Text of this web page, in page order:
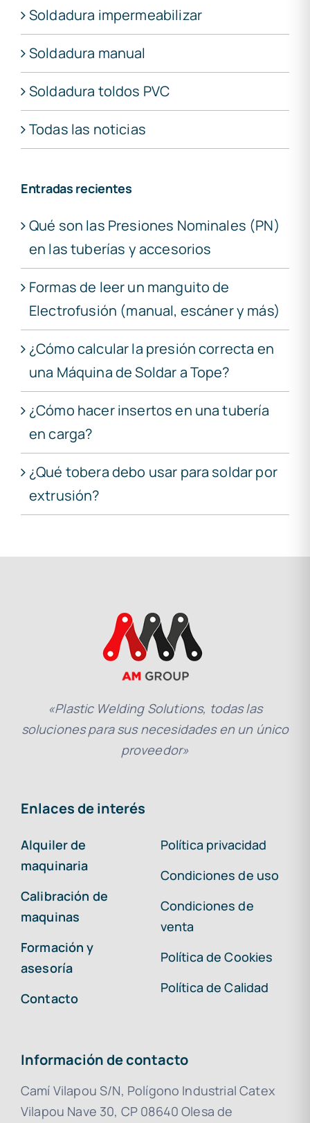
Soldadura impermeabilizar
Soldadura manual
Soldadura toldos PVC
Todas las noticias
Entradas recientes
Qué son las Presiones Nominales (PN)
en las tuberías y accesorios
Formas de leer un manguito de
Electrofusión (manual, escáner y más)
¿Cómo calcular la presión correcta en
una Máquina de Soldar a Tope?
¿Cómo hacer insertos en una tubería
en carga?
¿Qué tobera debo usar para soldar por
extrusión?
«Plastic Welding Solutions, todas las
soluciones para sus necesidades en un único
proveedor»
Enlaces de interés
Alquiler de
maquinaria
Calibración de
maquinas
Formación y
asesoría
Contacto
Política privacidad
Condiciones de uso
Condiciones de
venta
Política de Cookies
Política de Calidad
Información de contacto
Camí Vilapou S/N, Polígono Industrial Catex
Vilapou Nave 30, CP 08640 Olesa de